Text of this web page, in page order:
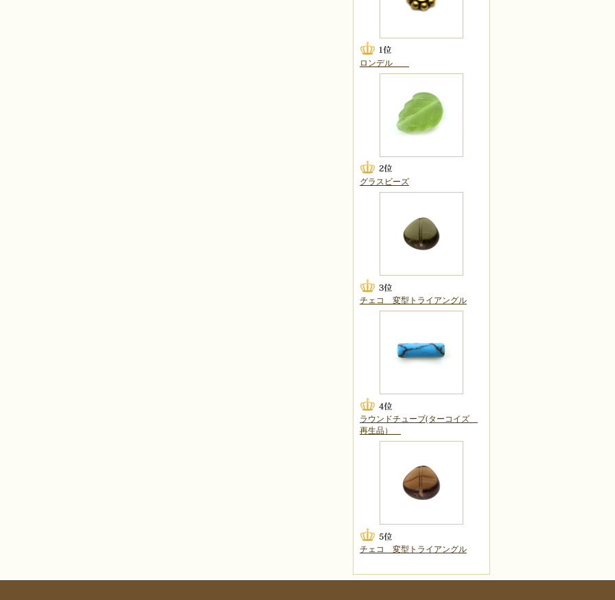
ロンデル
グラスビーズ
チェコ 変型トライアングル
ラウンドチューブ(ターコイズ
再生品）
チェコ 変型トライアングル